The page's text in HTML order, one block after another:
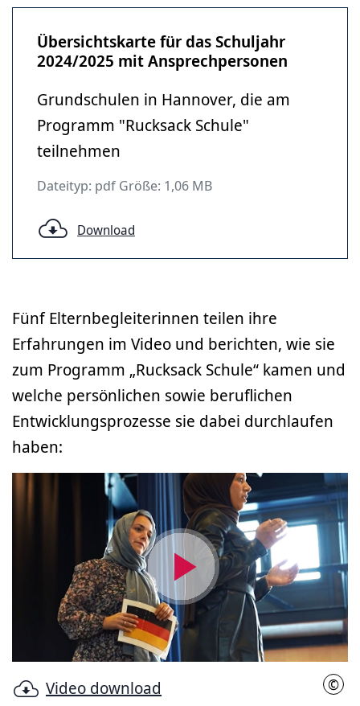
Übersichtskarte für das Schuljahr
2024/2025 mit Ansprechpersonen
Grundschulen in Hannover, die am
Programm "Rucksack Schule"
teilnehmen
Dateityp: pdf Größe: 1,06 MB
Download
Fünf Elternbegleiterinnen teilen ihre
Erfahrungen im Video und berichten, wie sie
zum Programm „Rucksack Schule“ kamen und
welche persönlichen sowie beruflichen
Entwicklungsprozesse sie dabei durchlaufen
haben:
Video
abspielen
©LHH
Video download